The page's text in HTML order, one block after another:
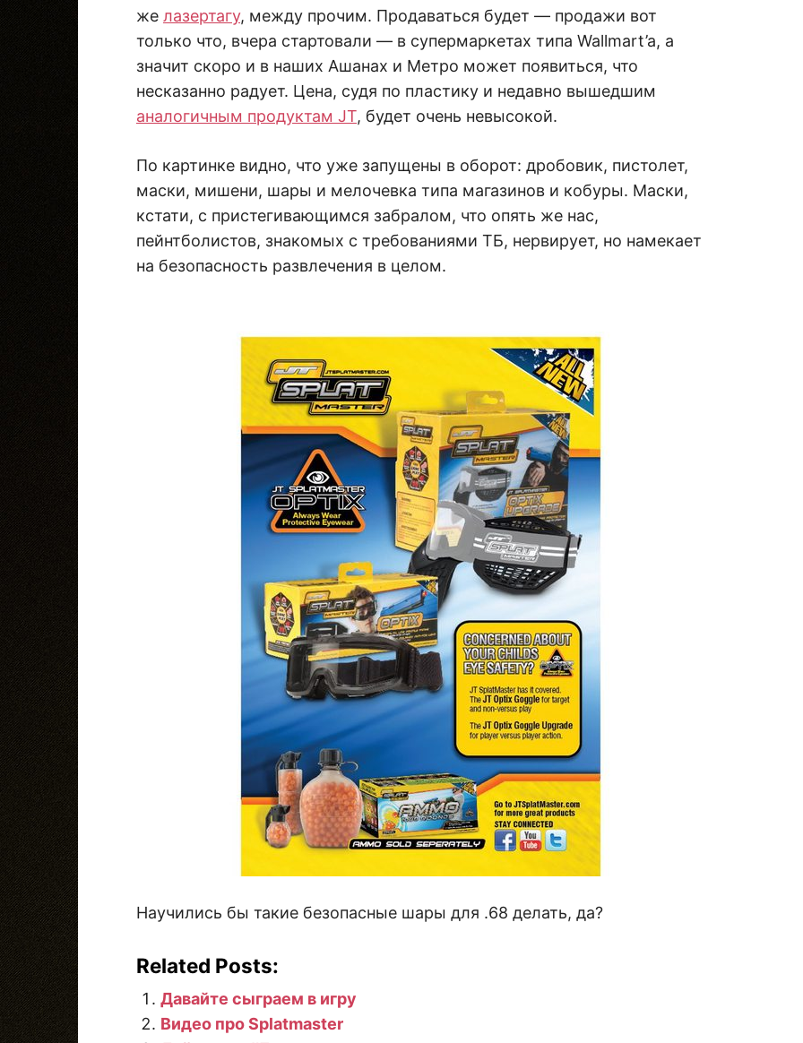
же лазертагу, между прочим. Продаваться будет — продажи вот
только что, вчера стартовали — в супермаркетах типа Wallmart’a, а
значит скоро и в наших Ашанах и Метро может появиться, что
несказанно радует. Цена, судя по пластику и недавно вышедшим
аналогичным продуктам JT, будет очень невысокой.
По картинке видно, что уже запущены в оборот: дробовик, пистолет,
маски, мишени, шары и мелочевка типа магазинов и кобуры. Маски,
кстати, с пристегивающимся забралом, что опять же нас,
пейнтболистов, знакомых с требованиями ТБ, нервирует, но намекает
на безопасность развлечения в целом.
Научились бы такие безопасные шары для .68 делать, да?
Related Posts:
Давайте сыграем в игру
Видео про Splatmaster